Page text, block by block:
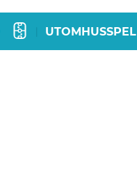
UTOMHUSSPEL